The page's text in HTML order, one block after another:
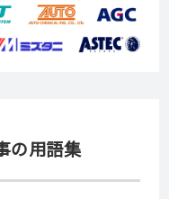
の用語集